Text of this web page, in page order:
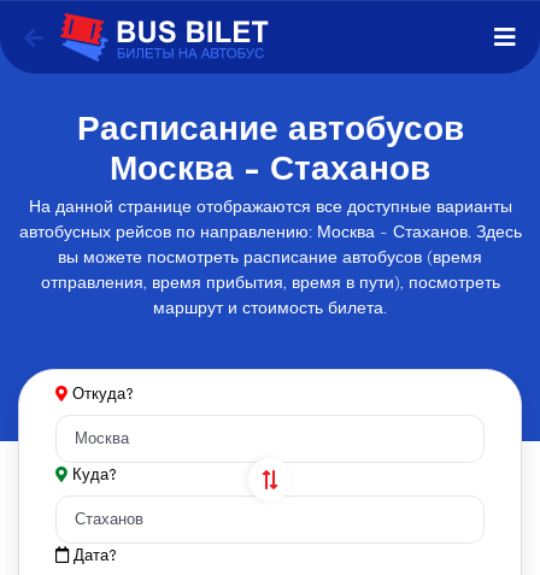
Расписание автобусов
Москва - Стаханов
На данной странице отображаются все доступные варианты
автобусных рейсов по направлению: Москва - Стаханов. Здесь
вы можете посмотреть расписание автобусов (время
отправления, время прибытия, время в пути), посмотреть
маршрут и стоимость билета.
Откуда?
Куда?
Дата?